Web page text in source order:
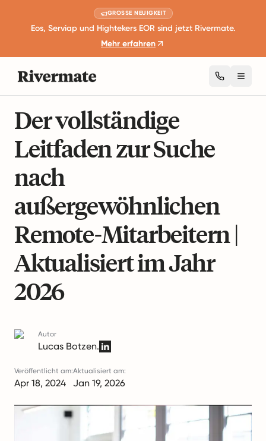
GROSSE NEUIGKEIT
Eos, Serviap und Hightekers EOR sind jetzt Rivermate.
Mehr erfahren
Der vollständige
Leitfaden zur Suche
nach
außergewöhnlichen
Remote-Mitarbeitern |
Aktualisiert im Jahr
2026
Autor
Lucas Botzen.
Veröffentlicht am:
Apr 18, 2024
Aktualisiert am:
Jan 19, 2026